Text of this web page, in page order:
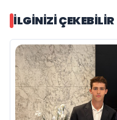
İLGINIZI ÇEKEBILIR